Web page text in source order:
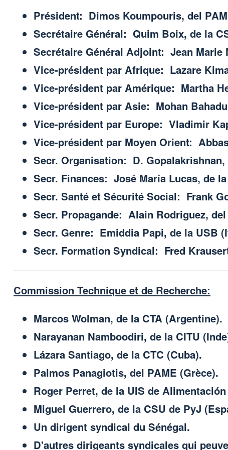
Président: Dimos Koumpouris, del
Secrétaire Général: Quim Boix, de la
Secrétaire Général Adjoint: Jean Marie
Vice-président par Afrique: Lazare
Vice-président par Amérique: Martha
Vice-président par Asie: Mohan
Vice-président par Europe: Vladimir
Vice-président par Moyen Orient:
Secr. Organisation: D.
Secr. Finances: José María Lucas, de
Secr. Santé et Sécurité Social: Frank
Secr. Propagande: Alain Rodriguez,
Secr. Genre: Emiddia Papi, de la USB
Secr. Formation Syndical: Fred
Commission Technique et de Recherche:
Marcos Wolman, de la CTA (Argentine).
Narayanan Namboodiri, de la CITU
Lázara Santiago, de la CTC (Cuba).
Palmos Panagiotis, del PAME (Grèce).
Roger Perret, de la UIS de Alimentación
Miguel Guerrero, de la CSU de PyJ
Un dirigent syndical du Sénégal.
D'autres dirigeants syndicales qui